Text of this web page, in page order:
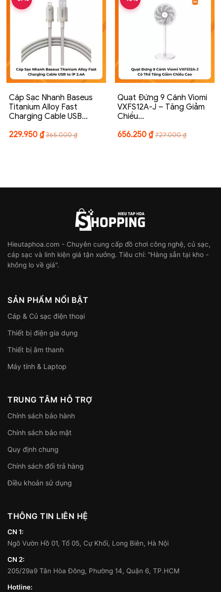
Cáp Sạc Nhanh Baseus
Titanium Alloy Fast
Charging Cable USB…
229.950 ₫365.000₫
Quạt Đứng 9 Cánh Viomi
VXFS12A-J – Tăng Giảm
Chiều…
656.250₫727.000₫
Hieutaphoa.com - Chuyên cung cấp đồ chơi công nghệ, củ sạc,
cáp sạc và linh kiện giá tận xưởng. Tiêu chí: "Hàng sẵn tại kho -
không lo về giá".
SẢN PHẨM NỔI BẬT
Cáp & Củ sạc điện thoại
Thiết bị điện gia dụng
Thiết bị âm thanh
Máy tính & Laptop
TRUNG TÂM HỖ TRỢ
Chính sách bảo hành
Chính sách bảo mật
Quy định chung
Chính sách đổi trả hàng
Điều khoản sử dụng
THÔNG TIN LIÊN HỆ
CN 1:
Ngõ Vườn Hồ 01, Tổ 05, Cự Khối, Long Biên, Hà Nội
CN 2:
205/29a9 Tân Hòa Đông, Phường 14, Quận 6, TP.HCM
Hotline: